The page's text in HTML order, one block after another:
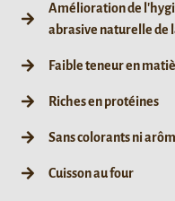
Amélioration de
abrasive naturelle de
Faible teneur en
Riches en protéines
Sans colorants ni
Cuisson au four